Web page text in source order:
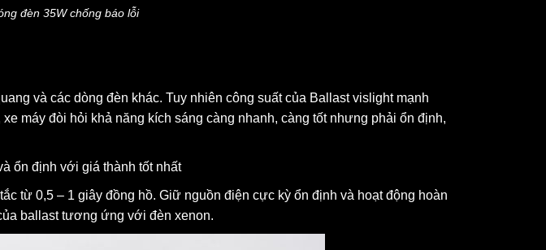
đèn 35W chống báo lỗi
và các dòng đèn khác. Tuy nhiên công suất của Ballast vislight mạnh
máy đòi hỏi khả năng kích sáng càng nhanh, càng tốt nhưng phải ổn định,
ổn định với giá thành tốt nhất
từ 0,5 – 1 giây đồng hồ. Giữ nguồn điện cực kỳ ổn định và hoạt động hoàn
ballast tương ứng với đèn xenon.